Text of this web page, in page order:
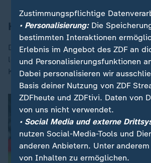
Highlights der Fußball-
Der 1. FC Heidenheim bleibt in der
leidenschaftlich kämpfende SV
K.o. kurz vor dem Abpfiff der
Zustimmungspflichtige
• Personalisierung:Die
bestimmten Interaktionen
Erlebnis im Angebot des ZDF an
und Personalisierungsfunktionen
Dabei personalisieren wir
Basis deiner Nutzung von ZDF
ZDFheute und ZDFtivi. Daten von
von uns nicht verwendet.
• Social Media und externe
nutzen Social-Media-Tools und
anderen Anbietern. Unter
von Inhalten zu ermöglichen.